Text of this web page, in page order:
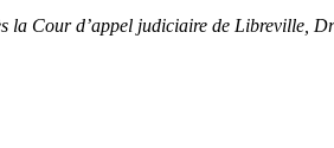
la Cour d’appel judiciaire de Libreville,